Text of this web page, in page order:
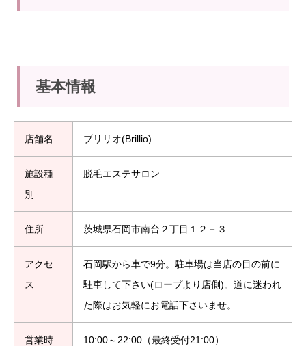
基本情報
店舗名 ブリリオ(Brillio)
施設種
別
脱毛エステサロン
住所 茨城県石岡市南台２丁目１２－３
アクセ
ス
石岡駅から車で9分。駐車場は当店の目の前に
駐車して下さい(ロープより店側)。道に迷われ
た際はお気軽にお電話下さいませ。
営業時
10:00～22:00（最終受付21:00）